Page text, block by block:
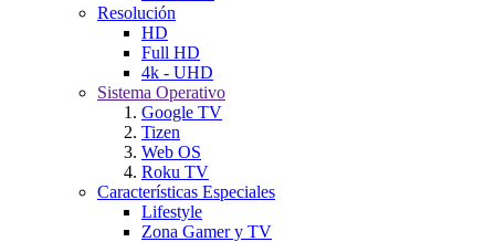
Resolución
HD
Full HD
4k - UHD
Sistema Operativo
Google TV
Tizen
Web OS
Roku TV
Características Especiales
Lifestyle
Zona Gamer y TV